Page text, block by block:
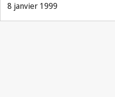
8 janvier 1999